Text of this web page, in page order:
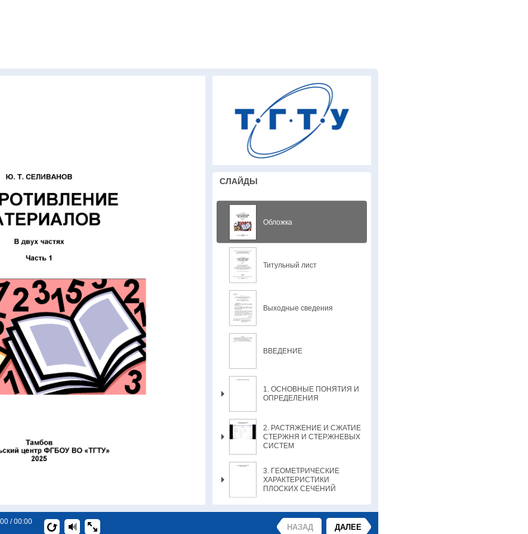
СЛАЙДЫ
Обложка
Титульный лист
Выходные сведения
ВВЕДЕНИЕ
1. ОСНОВНЫЕ ПОНЯТИЯ И
ОПРЕДЕЛЕНИЯ
2. РАСТЯЖЕНИЕ И СЖАТИЕ
СТЕРЖНЯ И СТЕРЖНЕВЫХ
СИСТЕМ
3. ГЕОМЕТРИЧЕСКИЕ
ХАРАКТЕРИСТИКИ
ПЛОСКИХ СЕЧЕНИЙ
4. ИЗГИБ
/ 00:00
ДАЛЕЕ
НАЗАД